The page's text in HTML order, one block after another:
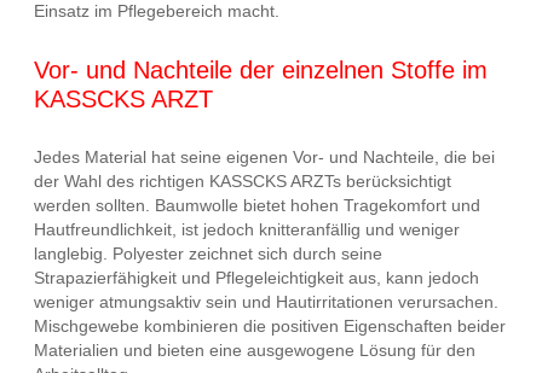
Einsatz im Pflegebereich macht.
Vor- und Nachteile der einzelnen Stoffe im
KASSCKS ARZT
Jedes Material hat seine eigenen Vor- und Nachteile, die bei
der Wahl des richtigen KASSCKS ARZTs berücksichtigt
werden sollten. Baumwolle bietet hohen Tragekomfort und
Hautfreundlichkeit, ist jedoch knitteranfällig und weniger
langlebig. Polyester zeichnet sich durch seine
Strapazierfähigkeit und Pflegeleichtigkeit aus, kann jedoch
weniger atmungsaktiv sein und Hautirritationen verursachen.
Mischgewebe kombinieren die positiven Eigenschaften beider
Materialien und bieten eine ausgewogene Lösung für den